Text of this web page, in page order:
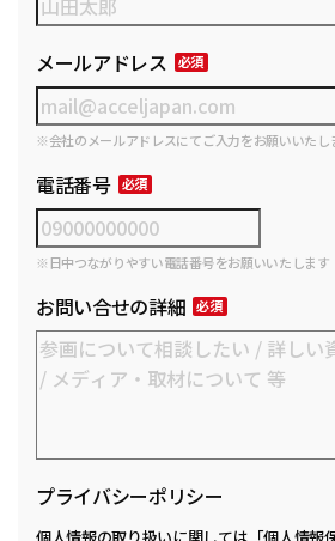
メールアドレス
※会社のメールアドレスにてご入力をお願いいたし
電話番号
※日中つながりやすい電話番号をお願いいたします
お問い合せの詳細
プライバシーポリシー